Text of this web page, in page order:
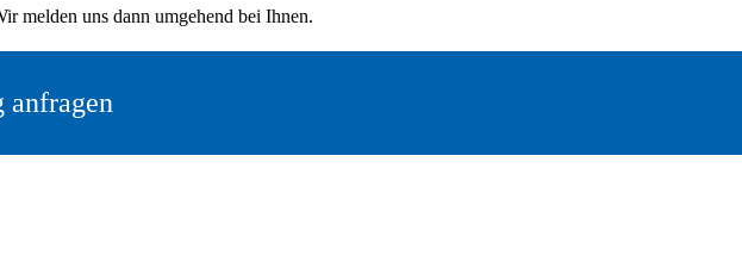
melden uns dann umgehend bei Ihnen.
anfragen